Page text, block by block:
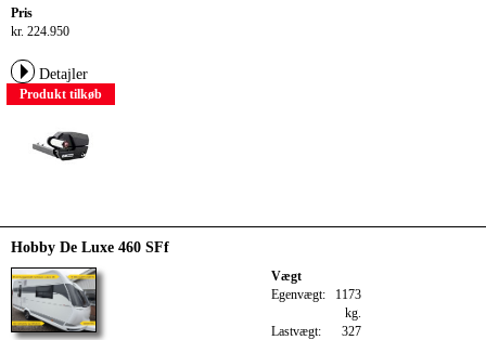
Pris
kr. 224.950
Detajler
Produkt tilkøb
Hobby De Luxe 460 SFf
Vægt
Egenvægt: 1173
kg.
Lastvægt:
327